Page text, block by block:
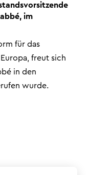
im
für das
freut sich
in den
wurde.